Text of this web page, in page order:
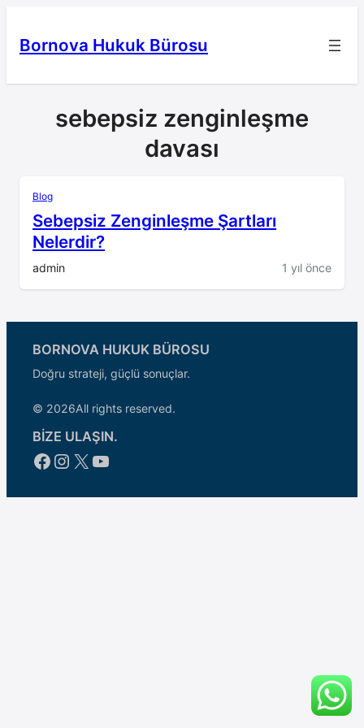
geçBornova Hukuk Bürosu
sebepsiz zenginleşme
davası
Blog
Sebepsiz Zenginleşme Şartları
Nelerdir?
admin 1 yıl önce
BORNOVA HUKUK BÜROSU
Doğru strateji, güçlü sonuçlar.
© 2026All rights reserved.
BİZE ULAŞIN.
Facebook
Instagram
X YouTube